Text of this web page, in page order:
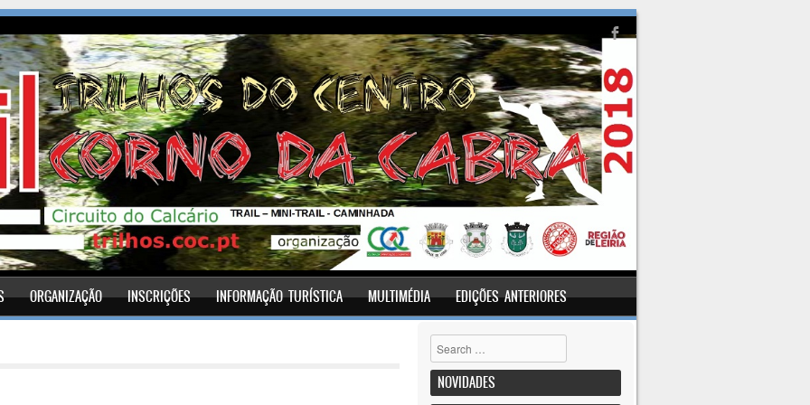
ORGANIZAÇÃO INSCRIÇÕES INFORMAÇÃO TURÍSTICA MULTIMÉDIA EDIÇÕES ANTERIORES
Pesquisar
NOVIDADES